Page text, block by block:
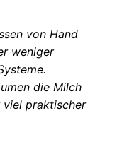
von Hand
weniger
die Milch
viel praktischer